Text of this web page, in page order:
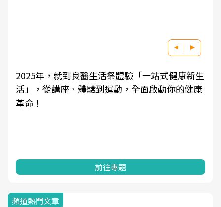
良醫健康網從「換季的身體變化」出發，透過醫
學觀點與日常感受的對話，建立對亞健康的認
知，進而引導實際的改善行動。
前往專題
頻道熱門文章